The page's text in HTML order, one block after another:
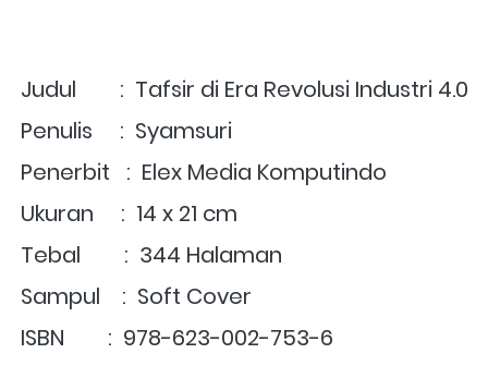
Judul        :  Tafsir di Era Revolusi Industri 4.0
Penulis     :  Syamsuri
Penerbit   :  Elex Media Komputindo
Ukuran     :  14 x 21 cm
Tebal        :  344 Halaman
Sampul    :  Soft Cover
ISBN        : 978-623-002-753-6